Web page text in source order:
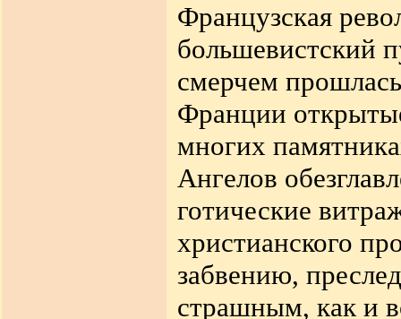
Французская
большевистский
смерчем
Франции
многих
Ангелов
готические
христианского
забвению,
страшным, как и